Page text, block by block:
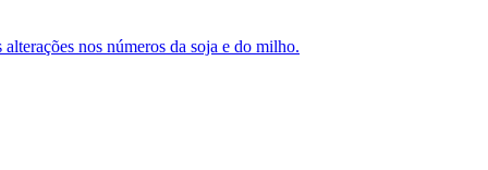
nos números da soja e do milho.